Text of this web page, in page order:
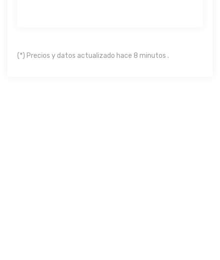
(*) Precios y datos actualizado hace 8 minutos .